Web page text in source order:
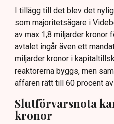
I tillägg till det blev det
som majoritetsägare i
av max 1,8 miljarder kronor
avtalet ingår även ett
miljarder kronor i
reaktorerna byggs, men
affären rätt till 60 procent
Slutförvarsnota
kronor